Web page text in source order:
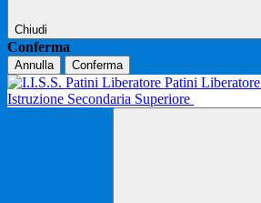
Chiudi
Conferma
Annulla Conferma
Patini Liberatore
Istruzione Secondaria Superiore